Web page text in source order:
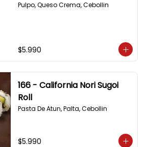
Pulpo, Queso Crema, Cebollin
$5.990
166 - California Nori Sugoi
Roll
Pasta De Atun, Palta, Cebollin
$5.990